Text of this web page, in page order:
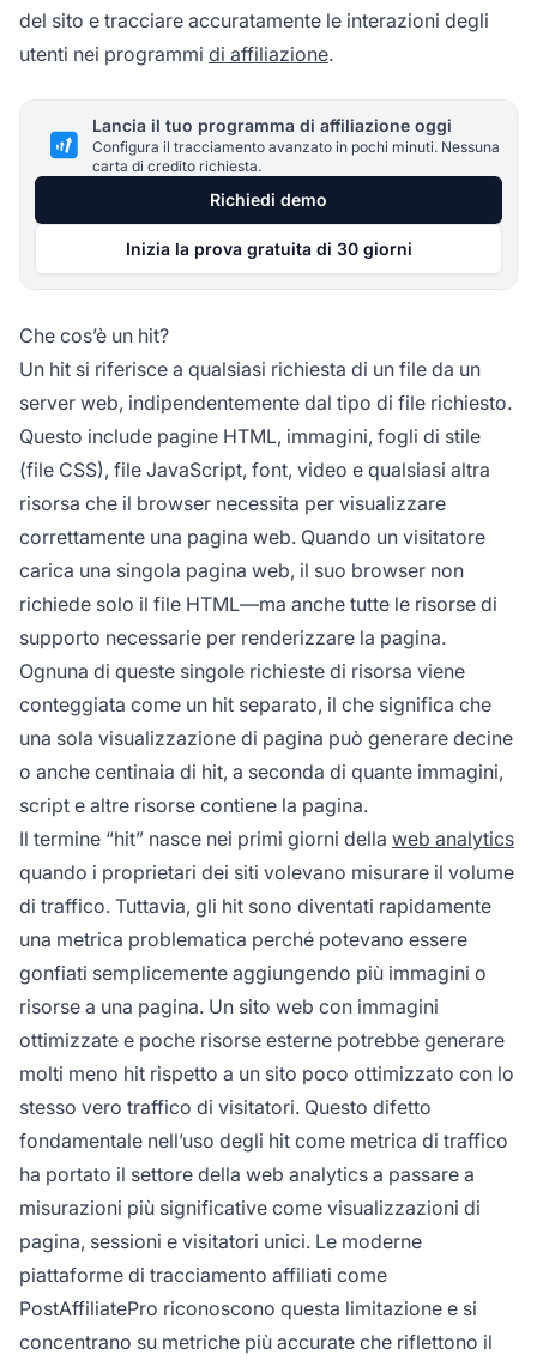
del sito e tracciare accuratamente le interazioni degli
utenti nei programmi di affiliazione.
Lancia il tuo programma di affiliazione oggi
Configura il tracciamento avanzato in pochi minuti. Nessuna
carta di credito richiesta.
Richiedi demo
Inizia la prova gratuita di 30 giorni
Che cos’è un hit?
Un hit si riferisce a qualsiasi richiesta di un file da un
server web, indipendentemente dal tipo di file richiesto.
Questo include pagine HTML, immagini, fogli di stile
(file CSS), file JavaScript, font, video e qualsiasi altra
risorsa che il browser necessita per visualizzare
correttamente una pagina web. Quando un visitatore
carica una singola pagina web, il suo browser non
richiede solo il file HTML—ma anche tutte le risorse di
supporto necessarie per renderizzare la pagina.
Ognuna di queste singole richieste di risorsa viene
conteggiata come un hit separato, il che significa che
una sola visualizzazione di pagina può generare decine
o anche centinaia di hit, a seconda di quante immagini,
script e altre risorse contiene la pagina.
Il termine “hit” nasce nei primi giorni della web analytics
quando i proprietari dei siti volevano misurare il volume
di traffico. Tuttavia, gli hit sono diventati rapidamente
una metrica problematica perché potevano essere
gonfiati semplicemente aggiungendo più immagini o
risorse a una pagina. Un sito web con immagini
ottimizzate e poche risorse esterne potrebbe generare
molti meno hit rispetto a un sito poco ottimizzato con lo
stesso vero traffico di visitatori. Questo difetto
fondamentale nell’uso degli hit come metrica di traffico
ha portato il settore della web analytics a passare a
misurazioni più significative come visualizzazioni di
pagina, sessioni e visitatori unici. Le moderne
piattaforme di tracciamento affiliati come
PostAffiliatePro riconoscono questa limitazione e si
concentrano su metriche più accurate che riflettono il